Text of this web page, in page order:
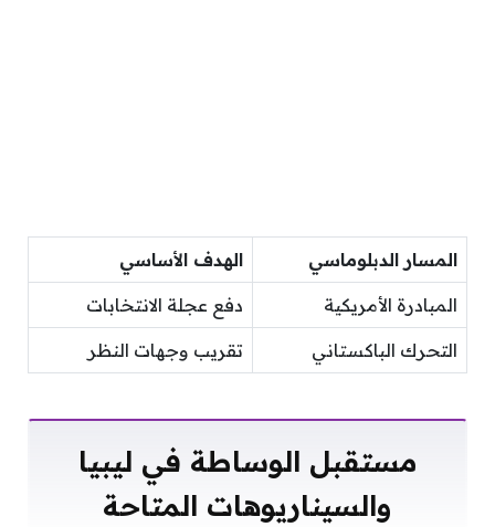
المسار الدبلوماسي الهدف الأساسي
المبادرة الأمريكية دفع عجلة الانتخابات
التحرك الباكستاني تقريب وجهات النظر
مستقبل الوساطة في ليبيا
والسيناريوهات المتاحة